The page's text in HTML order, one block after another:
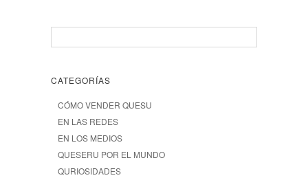
CATEGORÍAS
CÓMO VENDER QUESU
EN LAS REDES
EN LOS MEDIOS
QUESERU POR EL MUNDO
QURIOSIDADES